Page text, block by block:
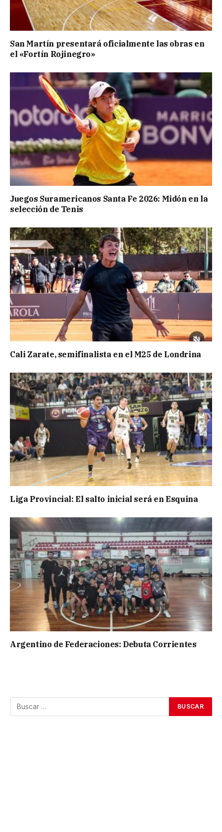
San Martín presentará oficialmente las obras en
el «Fortín Rojinegro»
Juegos Suramericanos Santa Fe 2026: Midón en la
selección de Tenis
Cali Zarate, semifinalista en el M25 de Londrina
Liga Provincial: El salto inicial será en Esquina
Argentino de Federaciones: Debuta Corrientes